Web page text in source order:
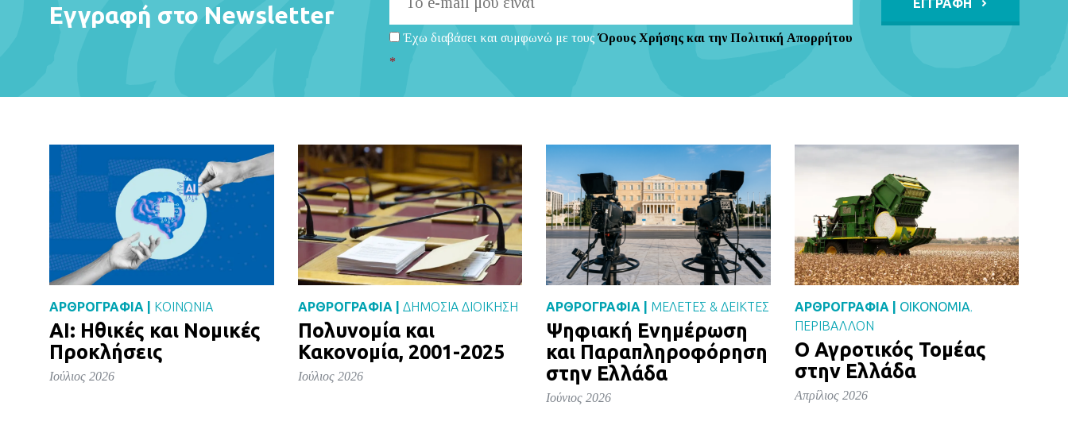
Εγγραφή στο Newsletter
Έχω διαβάσει και συμφωνώ με τουςΌρους Χρήσης και την Πολιτική Απορρήτου
*
ΑΡΘΡΟΓΡΑΦΙΑ | ΚΟΙΝΩΝΙΑ
AI: Ηθικές και Νομικές
Προκλήσεις
Ιούλιος 2026
ΑΡΘΡΟΓΡΑΦΙΑ | ΔΗΜΌΣΙΑ ΔΙΟΊΚΗΣΗ
Πολυνομία και
Κακονομία, 2001-2025
Ιούλιος 2026
ΑΡΘΡΟΓΡΑΦΙΑ | ΜΕΛΈΤΕΣ & ΔΕΙΚΤΕΣ
Ψηφιακή Ενημέρωση
και Παραπληροφόρηση
στην Ελλάδα
Ιούνιος 2026
ΑΡΘΡΟΓΡΑΦΙΑ | ΟΙΚΟΝΟΜΙΑ,
ΠΕΡΙΒΑΛΛΟΝ
Ο Αγροτικός Τομέας
στην Ελλάδα
Απρίλιος 2026